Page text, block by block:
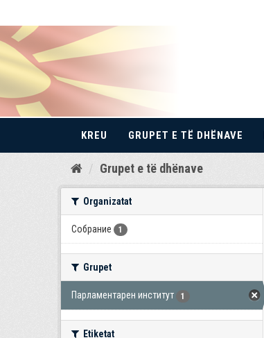
Kalo
KREU GRUPET E TË DHËNAVE
Grupet e të dhënave
Organizatat
Собрание 1
Grupet
Парламентарен институт 1
Etiketat